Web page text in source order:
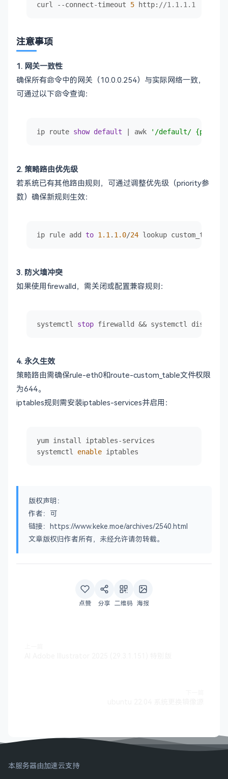
curl --connect-timeout 5 http: //1.1.1.1
注意事项
1. ​网关一致性
确保所有命令中的网关（10.0.0.254）与实际网络一致，
可通过以下命令查询：
ip route show default awk '/default/ {print
2. ​策略路由优先级
若系统已有其他路由规则，可通过调整优先级（priority参
数）确保新规则生效：
ip rule add to 1.1 . 1.0/24 lookup
3. 防火墙冲突
如果使用firewalld，需关闭或配置兼容规则：
systemctl stop firewalld && systemctl disable
4. ​永久生效
策略路由需确保rule-eth0和route-custom_table文件权限
为644。
iptables规则需安装iptables-services并启用：
yum install iptables-services
systemctl enable iptables
版权声明：
作者：可
链接：https://www.keke.moe/archives/2540.html
文章版权归作者所有，未经允许请勿转载。
点赞 分享 二维码 海报
本服务器由加速云支持